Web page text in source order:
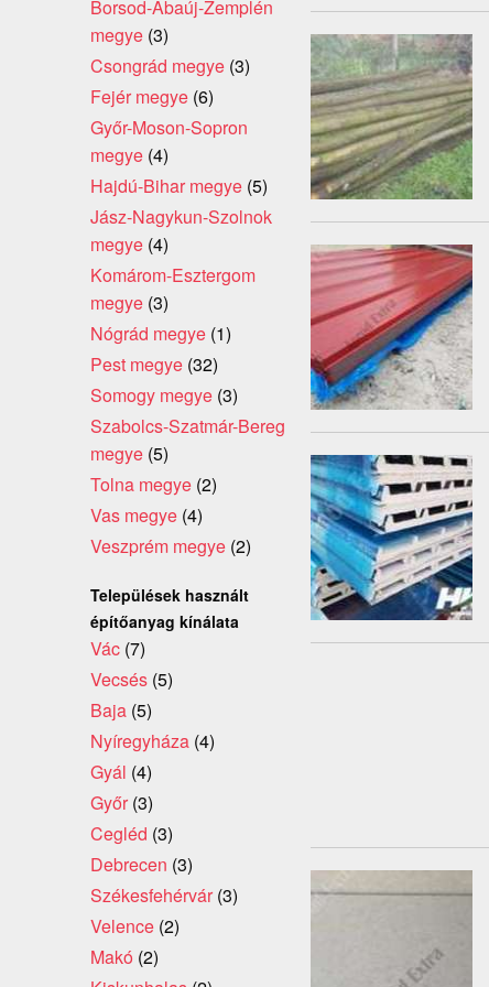
Borsod-Abaúj-Zemplén
megye (3)
Csongrád megye (3)
Fejér megye (6)
Győr-Moson-Sopron
megye (4)
Hajdú-Bihar megye (5)
Jász-Nagykun-Szolnok
megye (4)
Komárom-Esztergom
megye (3)
Nógrád megye (1)
Pest megye (32)
Somogy megye (3)
Szabolcs-Szatmár-Bereg
megye (5)
Tolna megye (2)
Vas megye (4)
Veszprém megye (2)
Települések használt
építőanyag kínálata
Vác (7)
Vecsés (5)
Baja (5)
Nyíregyháza (4)
Gyál (4)
Győr (3)
Cegléd (3)
Debrecen (3)
Székesfehérvár (3)
Velence (2)
Makó (2)